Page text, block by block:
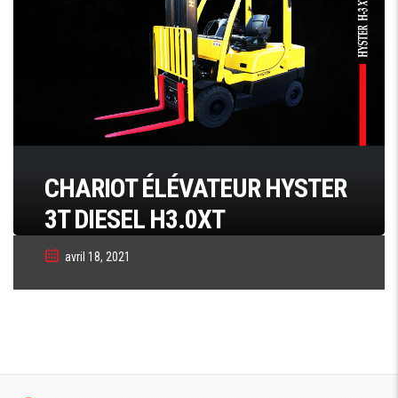
CHARIOT ÉLÉVATEUR HYSTER
3T DIESEL H3.0XT
avril 18, 2021